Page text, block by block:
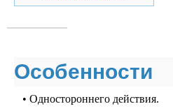
Особенности
• Одностороннего действия.